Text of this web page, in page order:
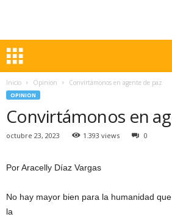
Inicio Opinion Convirtámonos en agente de paz
OPINION
Convirtámonos en
octubre 23, 2023 1.393 views 0
Por Aracelly Díaz Vargas
No hay mayor bien para la humanidad
la